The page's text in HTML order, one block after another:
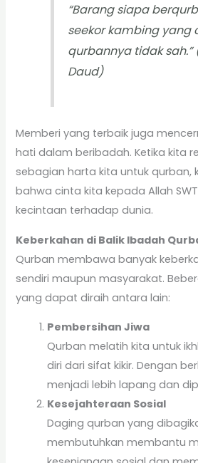
“Barang siapa
seekor kambing yang
qurbannya tidak sah.”
Daud)
Memberi yang terbaik juga
hati dalam beribadah. Ketika kita
sebagian harta kita untuk qurban,
bahwa cinta kita kepada Allah
kecintaan terhadap dunia.
Keberkahan di Balik Ibadah
Qurban membawa banyak
sendiri maupun masyarakat.
yang dapat diraih antara lain:
Pembersihan Jiwa
Qurban melatih kita untuk
diri dari sifat kikir. Dengan
menjadi lebih lapang dan
Kesejahteraan Sosial
Daging qurban yang
membutuhkan membantu